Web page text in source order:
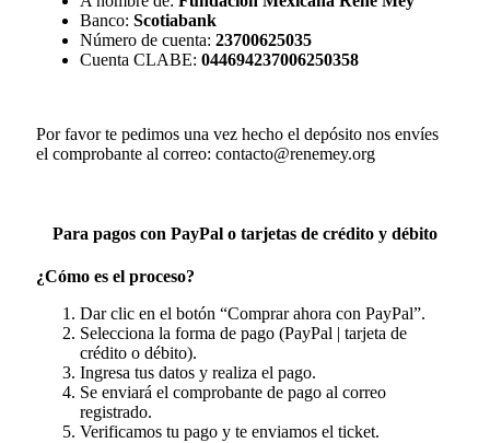
Banco: Scotiabank
Número de cuenta: 23700625035
Cuenta CLABE: 044694237006250358
Por favor te pedimos una vez hecho el depósito nos envíes
el comprobante al correo: contacto@renemey.org
Para pagos con PayPal o tarjetas de crédito y débito
¿Cómo es el proceso?
Dar clic en el botón “Comprar ahora con PayPal”.
Selecciona la forma de pago (PayPal | tarjeta de
crédito o débito).
Ingresa tus datos y realiza el pago.
Se enviará el comprobante de pago al correo
registrado.
Verificamos tu pago y te enviamos el ticket.